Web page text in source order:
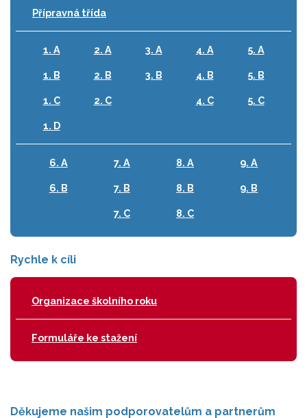
Přípravná třída
1. A
1. B
1. C
1. D
2. A
2. B
2. C
3. A
3. B
4. A
4. B
4. C
5. A
5. B
5. C
6. A
6. B
7. A
7. B
7. C
8. A
8. B
8. C
9. A
9. B
Rychle k cíli
Organizace školního roku
Formuláře ke stažení
Děkujeme našim podporovatelům a partnerům